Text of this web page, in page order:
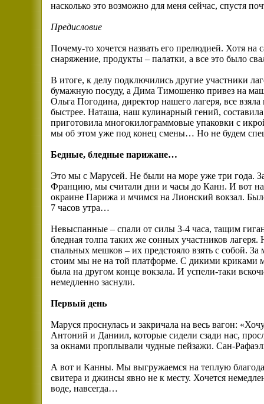
насколько это возможно для меня сейчас, спустя
Предисловие
Почему-то хочется назвать его прелюдией. Хотя на
снаряжение, продукты – палатки, а все это было
В итоге, к делу подключились другие участники
бумажную посуду, а Дима Тимошенко привез на
Ольга Погодина, директор нашего лагеря, все
быстрее. Наташа, наш кулинарный гений,
приготовила многокилограммовые упаковки с
мы об этом уже под конец смены… Но не будем
Бедные, бледные парижане…
Это мы с Марусей. Не были на море уже три года.
Францию, мы считали дни и часы до Канн. И вот
окраине Парижа и мчимся на Лионский вокзал.
7 часов утра…
Невыспанные – спали от силы 3-4 часа, тащим
бледная толпа таких же сонных участников
спальных мешков – их предстояло взять с собой. За
стоим мы не на той платформе. С дикими криками
была на другом конце вокзала. И успели-таки
немедленно заснули.
Первый день
Маруся проснулась и закричала на весь вагон:
Антоний и Даниил, которые сидели сзади нас,
за окнами проплывали чудные пейзажи. Сан-
А вот и Канны. Мы выгружаемся на теплую
свитера и джинсы явно не к месту. Хочется
воде, навсегда…